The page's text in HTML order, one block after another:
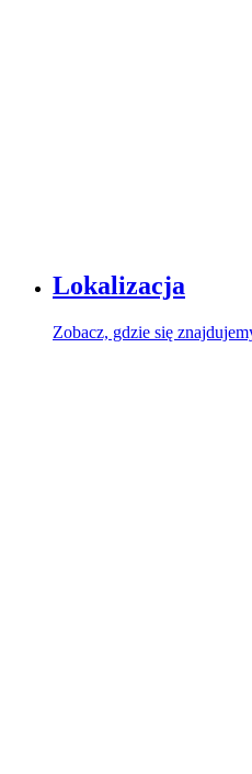
Lokalizacja
Zobacz, gdzie się